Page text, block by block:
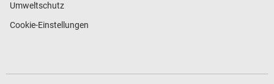
Umweltschutz
Cookie-Einstellungen